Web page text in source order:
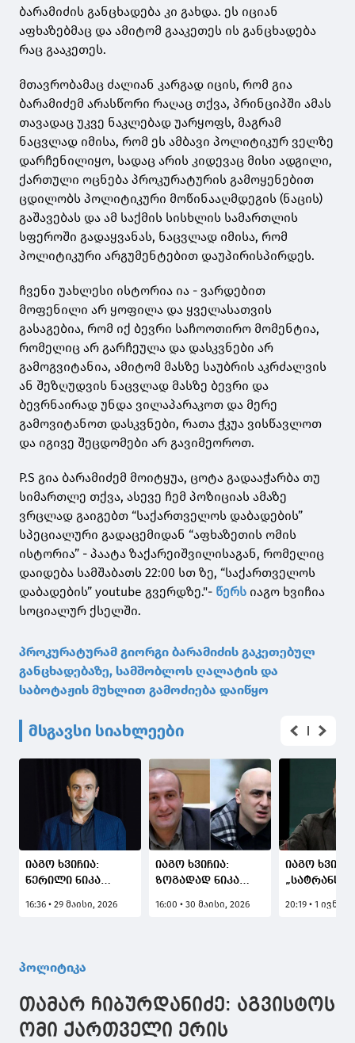
ბარამიძის განცხადება კი გახდა. ეს იციან
აფხაზებმაც და ამიტომ გააკეთეს ის განცხადება
რაც გააკეთეს.
მთავრობამაც ძალიან კარგად იცის, რომ გია
ბარამიძემ არასწორი რაღაც თქვა, პრინციპში ამას
თავადაც უკვე ნაკლებად უარყოფს, მაგრამ
ნაცვლად იმისა, რომ ეს ამბავი პოლიტიკურ ველზე
დარჩენილიყო, სადაც არის კიდევაც მისი ადგილი,
ქართული ოცნება პროკურატურის გამოყენებით
ცდილობს პოლიტიკური მოწინააღმდეგის (ნაცის)
გაშავებას და ამ საქმის სისხლის სამართლის
სფეროში გადაყვანას, ნაცვლად იმისა, რომ
პოლიტიკური არგუმენტებით დაუპირისპირდეს.
ჩვენი უახლესი ისტორია ია - ვარდებით
მოფენილი არ ყოფილა და ყველასათვის
გასაგებია, რომ იქ ბევრი საჩოოთირო მომენტია,
რომელიც არ გარჩეულა და დასკვნები არ
გამოგვიტანია, ამიტომ მასზე საუბრის აკრძალვის
ან შეზღუდვის ნაცვლად მასზე ბევრი და
ბევრნაირად უნდა ვილაპარაკოთ და მერე
გამოვიტანოთ დასკვნები, რათა ჭკუა ვისწავლოთ
და იგივე შეცდომები არ გავიმეოროთ.
P.S გია ბარამიძემ მოიტყუა, ცოტა გადააჭარბა თუ
სიმართლე თქვა, ასევე ჩემ პოზიციას ამაზე
ვრცლად გაიგებთ “საქართველოს დაბადების”
სპეციალური გადაცემიდან “აფხაზეთის ომის
ისტორია” - პაატა ზაქარეიშვილისაგან, რომელიც
დაიდება სამშაბათს 22:00 სთ ზე, “საქართველოს
დაბადების” youtube გვერდზე."- წერს იაგო ხვიჩია
სოციალურ ქსელში.
პროკურატურამ გიორგი ბარამიძის გაკეთებულ
განცხადებაზე, სამშობლოს ღალატის და
საბოტაჟის მუხლით გამოძიება დაიწყო
მსგავსი სიახლეები
იაგო ხვიჩია:
წერილი ნიკა
არ არის, მისი
16:36 • 29 მაისი, 2026
იაგო ხვიჩია:
ზოგადად ნიკა
და ნათლად,
16:00 • 30 მაისი, 2026
იაგო
ყველაზე
20:19 • 1
პოლიტიკა
თამარ ჩიბურდანიძე: აგვისტოს
ომი ქართველი ერის